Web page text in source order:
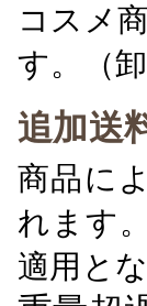
コスメ
す。（
追加送
商品に
れます
適用と